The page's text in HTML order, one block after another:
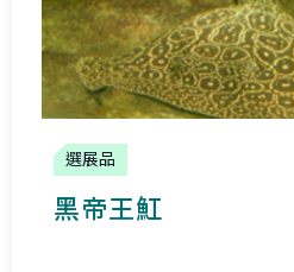
選展品
黑帝王魟